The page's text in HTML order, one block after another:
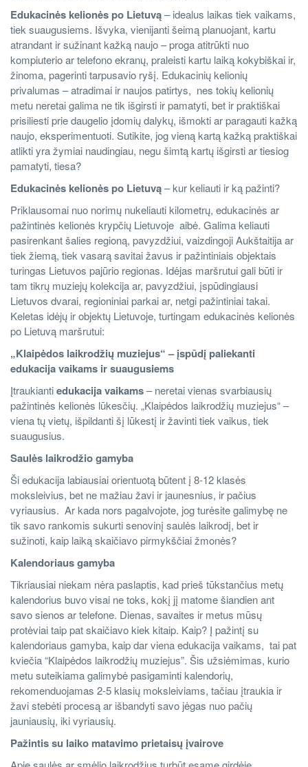
Edukacinės kelionės po Lietuvą– idealus laikas tiek vaikams,
tiek suaugusiems. Išvyka, vienijanti šeimą planuojant, kartu
atrandant ir sužinant kažką naujo – proga atitrūkti nuo
kompiuterio ar telefono ekranų, praleisti kartu laiką kokybiškai ir,
žinoma, pagerinti tarpusavio ryšį. Edukacinių kelionių
privalumas – atradimai ir naujos patirtys, nes tokių kelionių
metu neretai galima ne tik išgirsti ir pamatyti, bet ir praktiškai
prisiliesti prie daugelio įdomių dalykų, išmokti ar paragauti kažką
naujo, eksperimentuoti. Sutikite, jog vieną kartą kažką praktiškai
atlikti yra žymiai naudingiau, negu šimtą kartų išgirsti ar tiesiog
pamatyti, tiesa?
Edukacinės kelionės po Lietuvą– kur keliauti ir ką pažinti?
Priklausomai nuo norimų nukeliauti kilometrų, edukacinės ar
pažintinės kelionės krypčių Lietuvoje aibė. Galima keliauti
pasirenkant šalies regioną, pavyzdžiui, vaizdingoji Aukštaitija ar
tiek žiemą, tiek vasarą savitai žavus ir pažintiniais objektais
turingas Lietuvos pajūrio regionas. Idėjas maršrutui gali būti ir
tam tikrų muziejų kolekcija ar, pavyzdžiui, įspūdingiausi
Lietuvos dvarai, regioniniai parkai ar, netgi pažintiniai takai.
Keletas idėjų ir objektų Lietuvoje, turtingam edukacinės kelionės
po Lietuvą maršrutui:
„Klaipėdos laikrodžių muziejus“ – įspūdį paliekanti
edukacija vaikams ir suaugusiems
Įtraukiantiedukacija vaikams– neretai vienas svarbiausių
pažintinės kelionės lūkesčių. „Klaipėdos laikrodžių muziejus“ –
viena tų vietų, išpildanti šį lūkestį ir žavinti tiek vaikus, tiek
suaugusius.
Saulės laikrodžio gamyba
Ši edukacija labiausiai orientuotą būtent į 8-12 klasės
moksleivius, bet ne mažiau žavi ir jaunesnius, ir pačius
vyriausius. Ar kada nors pagalvojote, jog turėsite galimybę ne
tik savo rankomis sukurti senovinį saulės laikrodį, bet ir
sužinoti, kaip laiką skaičiavo pirmykščiai žmonės?
Kalendoriaus gamyba
Tikriausiai niekam nėra paslaptis, kad prieš tūkstančius metų
kalendorius buvo visai ne toks, kokį jį matome šiandien ant
savo sienos ar telefone. Dienas, savaites ir metus mūsų
protėviai taip pat skaičiavo kiek kitaip. Kaip? Į pažintį su
kalendoriaus gamyba, kaip dar viena edukacija vaikams, tai pat
kviečia “Klaipėdos laikrodžių muziejus”. Šis užsiėmimas, kurio
metu suteikiama galimybė pasigaminti kalendorių,
rekomenduojamas 2-5 klasių moksleiviams, tačiau įtraukia ir
žavi stebėti procesą ar išbandyti savo jėgas nuo pačių
jauniausių, iki vyriausių.
Pažintis su laiko matavimo prietaisų įvairove